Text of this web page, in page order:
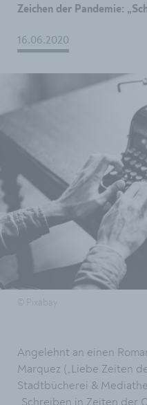
Zeichen der Pandemie:
16.06.2020
Angelehnt an einen
Marquez („Liebe Zeiten
Stadtbücherei &
„Schreiben in Zeiten der